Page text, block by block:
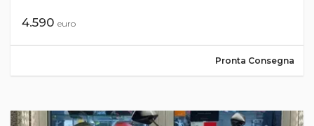
4.590 euro
Pronta Consegna